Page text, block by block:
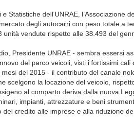
Statistiche dell’UNRAE, l’Associazione
degli autocarri con peso totale a
vendute rispetto alle 38.493 del
Presidente UNRAE - sembra essersi
del parco veicoli, visti i fortissimi cali
del 2015 - il contributo del canale
scelgono la locazione del veicolo,
al comparto deriva dalla nuova
impianti, attrezzature e beni
credito alle imprese e alla riduzione